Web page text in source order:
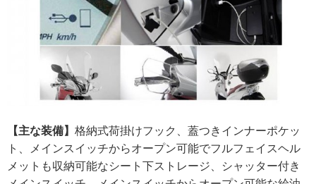
【主な装備】 格納式荷掛けフック、蓋つきインナーポケッ
ト、メインスイッチからオープン可能でフルフェイスヘル
メットも収納可能なシート下ストレージ、シャッター付き